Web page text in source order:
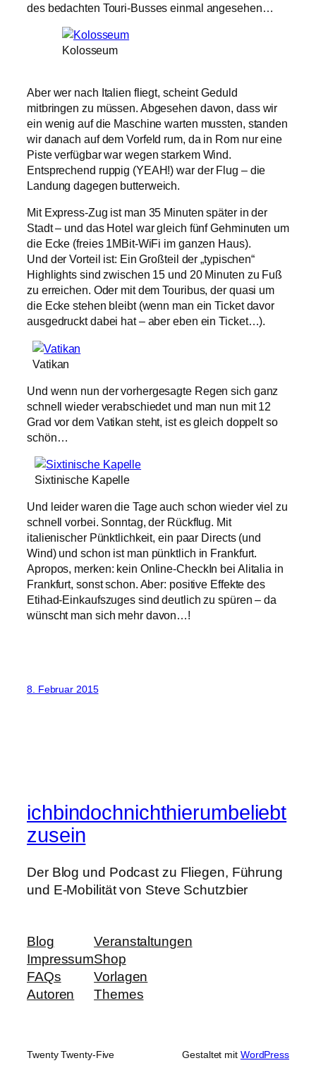
des bedachten Touri-Busses einmal angesehen…
Kolosseum
Aber wer nach Italien fliegt, scheint Geduld
mitbringen zu müssen. Abgesehen davon, dass wir
ein wenig auf die Maschine warten mussten, standen
wir danach auf dem Vorfeld rum, da in Rom nur eine
Piste verfügbar war wegen starkem Wind.
Entsprechend ruppig (YEAH!) war der Flug – die
Landung dagegen butterweich.
Mit Express-Zug ist man 35 Minuten später in der
Stadt – und das Hotel war gleich fünf Gehminuten um
die Ecke (freies 1MBit-WiFi im ganzen Haus).
Und der Vorteil ist: Ein Großteil der „typischen“
Highlights sind zwischen 15 und 20 Minuten zu Fuß
zu erreichen. Oder mit dem Touribus, der quasi um
die Ecke stehen bleibt (wenn man ein Ticket davor
ausgedruckt dabei hat – aber eben ein Ticket…).
Vatikan
Und wenn nun der vorhergesagte Regen sich ganz
schnell wieder verabschiedet und man nun mit 12
Grad vor dem Vatikan steht, ist es gleich doppelt so
schön…
Sixtinische Kapelle
Und leider waren die Tage auch schon wieder viel zu
schnell vorbei. Sonntag, der Rückflug. Mit
italienischer Pünktlichkeit, ein paar Directs (und
Wind) und schon ist man pünktlich in Frankfurt.
Apropos, merken: kein Online-CheckIn bei Alitalia in
Frankfurt, sonst schon. Aber: positive Effekte des
Etihad-Einkaufszuges sind deutlich zu spüren – da
wünscht man sich mehr davon…!
8. Februar 2015
ichbindochnichthierumbeliebt
zusein
Der Blog und Podcast zu Fliegen, Führung
und E-Mobilität von Steve Schutzbier
Blog
Impressum
FAQs
Autoren
Veranstaltungen
Shop
Vorlagen
Themes
Twenty Twenty-Five Gestaltet mit WordPress